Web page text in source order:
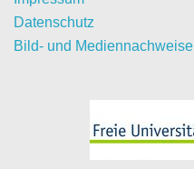
Datenschutz
Bild- und Mediennachweise